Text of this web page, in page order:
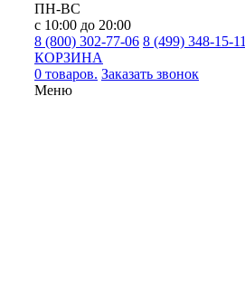
ПН-ВС
с 10:00 до 20:00
8 (800) 302-77-06 8 (499) 348-15-11
КОРЗИНА
0 товаров. Заказать звонок
Меню